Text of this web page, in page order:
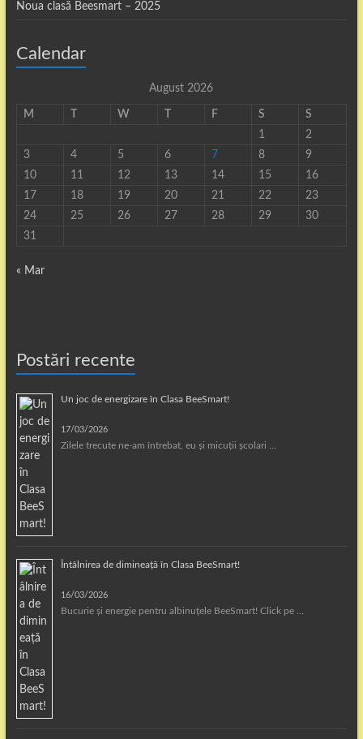
Noua clasă Beesmart – 2025
Calendar
August 2026
M W F S
S
1
2
3
4 5 6 7 8
9
10
11 12 13 14 15
16
17
18 19 20 21 22
23
24
25 26 27 28 29
30
31
« Mar
Postări recente
Un joc de energizare în Clasa BeeSmart!
17/03/2026
Zilele trecute ne-am întrebat, eu și micuții școlari …
Întâlnirea de dimineață în Clasa BeeSmart!
16/03/2026
Bucurie și energie pentru albinuțele BeeSmart! Click pe …